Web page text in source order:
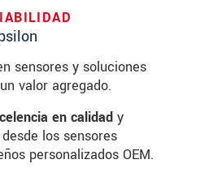
sensores y soluciones
valor agregado.
en calidad y
desde los sensores
personalizados OEM.